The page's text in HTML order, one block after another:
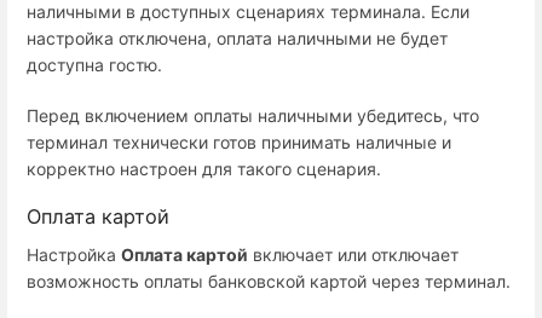
наличными в доступных сценариях терминала. Если
настройка отключена, оплата наличными не будет
доступна гостю.
Перед включением оплаты наличными убедитесь, что
терминал технически готов принимать наличные и
корректно настроен для такого сценария.
Оплата картой
Настройка Оплата картой включает или отключает
возможность оплаты банковской картой через терминал.